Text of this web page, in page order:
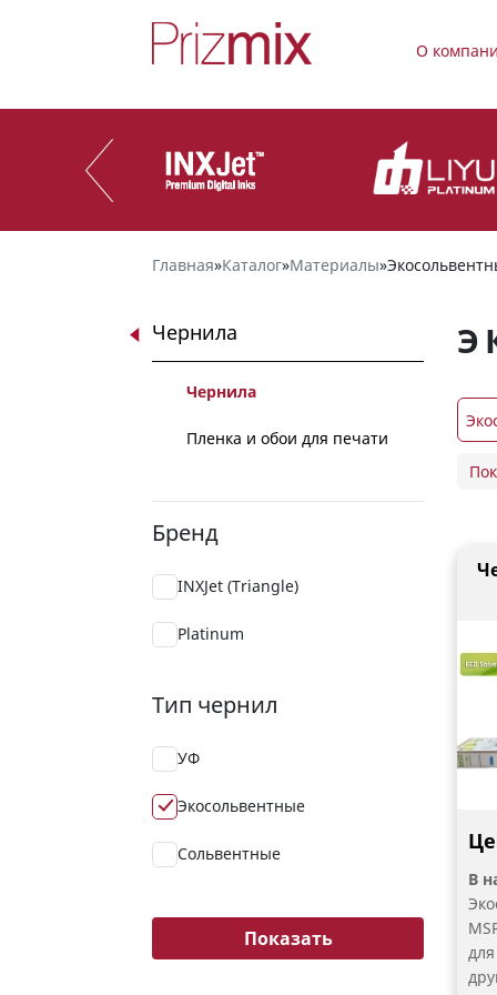
О
Главная»Каталог»Материалы»
Чернила
Чернила
Пленка и обои для печати
Бренд
INXJet (Triangle)
Platinum
Тип чернил
УФ
Экосольвентные
Сольвентные
Показать
В